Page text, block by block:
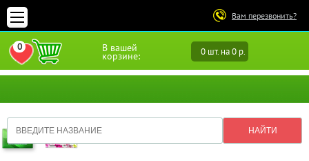
Вам перезвонить?
В вашей
корзине: 0 шт. на 0 р.
0
ПЕРЕЙТИ В ИЗБРАННОЕ